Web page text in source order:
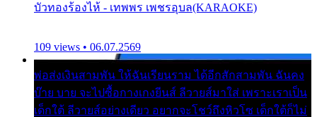
บัวทองร้องไห้ - เทพพร เพชรอุบล(KARAOKE)
109 views • 06.07.2569
พ่อส่งเงินสามพัน ให้ฉันเรียนราม ได้อีกสักสามพัน ฉันคง
บ๊าย บาย จะไปซื้อกางเกงยีนส์ ลีวายส์มาใส่ เพราะเราเป็น
เด็กใต้ ลีวายส์อย่างเดียว อยากจะโชว์ถึงหิวโซ เด็กใต้ก็ไม่